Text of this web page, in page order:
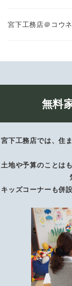
宮下工務店＠コウ
無料
宮下工務店では、住
土地や予算のことは
キッズコーナーも併